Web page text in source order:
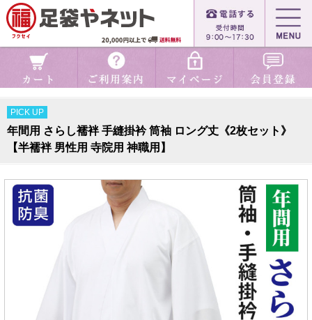
PICK UP
年間用 さらし襦袢 手縫掛衿 筒袖 ロング丈《2枚セット》
【半襦袢 男性用 寺院用 神職用】